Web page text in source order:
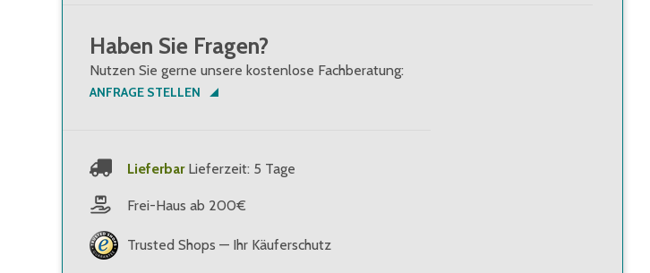
Haben Sie Fragen?
Nutzen Sie gerne unsere kostenlose Fachberatung:
ANFRAGE STELLEN
Lieferbar Lieferzeit: 5 Tage
Frei-Haus ab 200€
Trusted Shops — Ihr Käuferschutz